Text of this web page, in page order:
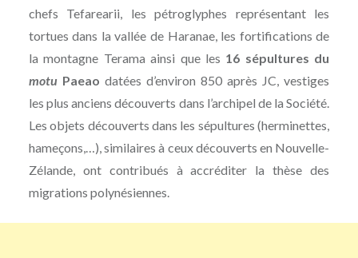
chefs Tefarearii, les pétroglyphes représentant les
tortues dans la vallée de Haranae, les fortifications de
la montagne Terama ainsi que les 16 sépultures du
motu Paeao datées d’environ 850 après JC, vestiges
les plus anciens découverts dans l’archipel de la Société.
Les objets découverts dans les sépultures (herminettes,
hameçons,…), similaires à ceux découverts en Nouvelle-
Zélande, ont contribués à accréditer la thèse des
migrations polynésiennes.